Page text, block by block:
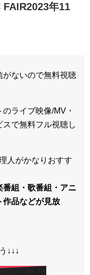
年11
がないので無料視聴
ライブ映像/MV・
で無料フル視聴し
人がかなりおすす
番組・歌番組・アニ
作品などが見放
↓↓↓